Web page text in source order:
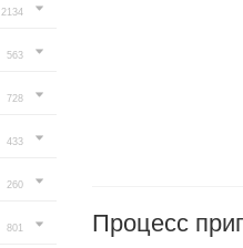
2134
563
728
433
260
801 Процесс